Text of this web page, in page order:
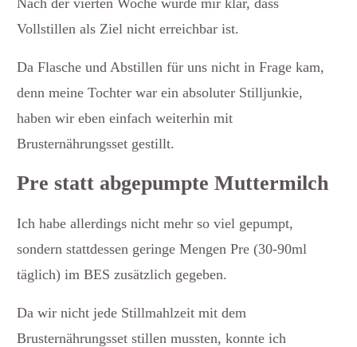
Vollstillen als Ziel nicht erreichbar ist.
Da Flasche und Abstillen für uns nicht in Frage kam,
denn meine Tochter war ein absoluter Stilljunkie,
haben wir eben einfach weiterhin mit
Brusternährungsset gestillt.
Pre statt abgepumpte Muttermilch
Ich habe allerdings nicht mehr so viel gepumpt,
sondern stattdessen geringe Mengen Pre (30-90ml
täglich) im BES zusätzlich gegeben.
Da wir nicht jede Stillmahlzeit mit dem
Brusternährungsset stillen mussten, konnte ich